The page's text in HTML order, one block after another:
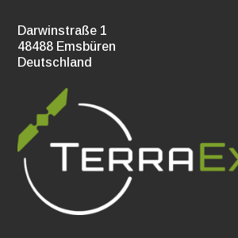
Darwinstraße 1
48488 Emsbüren
Deutschland